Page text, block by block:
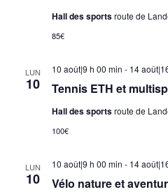
Hall des sportsroute de
85€
LUN
10 Tennis ETH et
10 août|9 h 00 min - 14
Hall des sportsroute de
100€
LUN
10 Vélo nature et
10 août|9 h 00 min - 14